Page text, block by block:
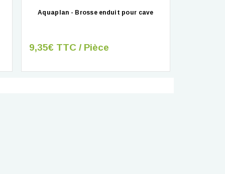
Aquaplan - Brosse enduit pour cave
9,35€ TTC / Pièce